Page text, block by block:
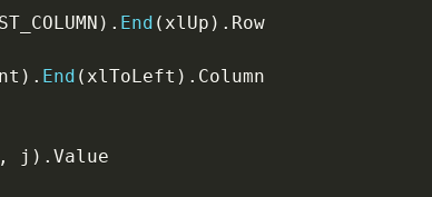
) . End ( xlUp ) .
Row
) . End ( xlToLeft ) .
, j ) .